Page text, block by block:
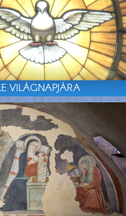
VILÁGNAPJÁRA